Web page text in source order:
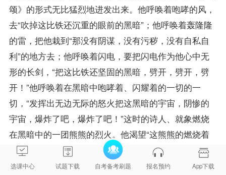
颂》的形式无比猛烈地进发出来。他呼唤着咆哮的风，
去“吹掉这比铁还沉重的眼前的黑暗”；他呼唤着轰隆隆
的雷，把他栽到“那没有阴谋，没有污秽，没有自私自
利”的地方去；他呼唤着闪电，要把闪电作为他心中无
形的长剑，“把这比铁还坚固的黑暗，劈开，劈开，劈
开！”他呼唤着在黑暗中咆哮着、闪耀着的一切的一
切，“发挥出无边无际的怒火把这黑暗的宇宙，阴惨的
宇宙，爆炸了吧，爆炸了吧！”这时的诗人、就象燃烧
在黑暗中的一团熊熊的烈火。他渴望“这熊熊的燃烧着
的生命”之火，为祖国和人民“迸射出光明！”
《雷电颂》，是屈原斗争精神更突出的体现。爱国
选课中心 试题下载 自考备考刷题 报名预约 App下载